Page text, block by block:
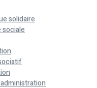
solidaire
sociale